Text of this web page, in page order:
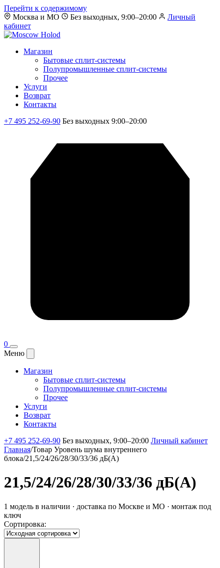
Перейти к содержимому
Москва и МО
Без выходных, 9:00–20:00
Личный
кабинет
Магазин
Бытовые сплит-системы
Полупромышленные сплит-системы
Прочее
Услуги
Возврат
Контакты
+7 495 252-69-90 Без выходных 9:00–20:00
0
Меню
Магазин
Бытовые сплит-системы
Полупромышленные сплит-системы
Прочее
Услуги
Возврат
Контакты
+7 495 252-69-90 Без выходных, 9:00–20:00 Личный кабинет
Главная/Товар Уровень шума внутреннего
блока/21,5/24/26/28/30/33/36 дБ(А)
21,5/24/26/28/30/33/36 дБ(А)
1 модель в наличии · доставка по Москве и МО · монтаж под
ключ
Сортировка: